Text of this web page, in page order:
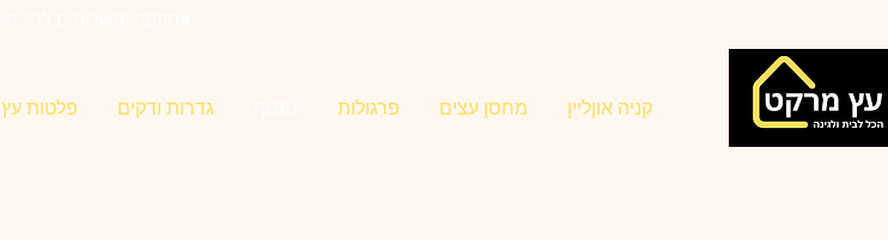
קניה אוןליין מחסן עצים פרגולות גדרות ודקים פלטות עץ